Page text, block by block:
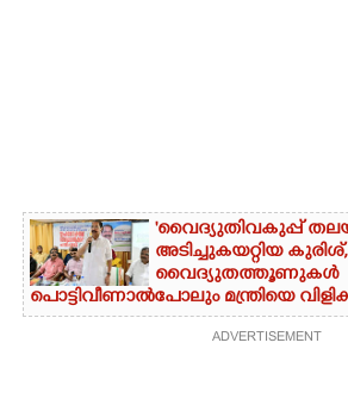
'വൈദ്യുതിവകുപ്പ്
അടിച്ചുകയറ്റിയ കുരിശ്‌,
വൈദ്യുതത്തൂണുകൾ
പൊട്ടിവീണാൽപോലും മന്ത്രിയെ
ADVERTISEMENT